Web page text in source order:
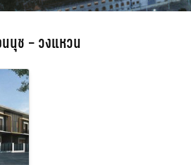
นุช – วงแหวน